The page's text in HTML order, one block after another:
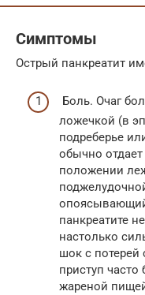
Симптомы
Острый панкреатит
Боль. Очаг
ложечкой (в
подреберье
обычно
положении
опоясывающий
панкреатите
настолько
шок с потерей
приступ
жареной